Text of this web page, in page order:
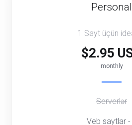
Personal
1 Sayt üçün
$2.95
monthly
Serverlər
Veb saytlar -